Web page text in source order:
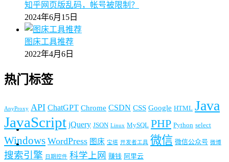
知乎网页版乱码，帐号被限制？
2024年6月15日
图床工具推荐
2022年4月6日
热门标签
AnyProxy API ChatGPT Chrome CSDN CSS Google HTML Java
JavaScript jQuery JSON Linux MySQL PHP Python select
Windows WordPress 图床 宝塔 开发者工具 微信 微信公众号 微博
搜索引擎 日期控件 科学上网 赚钱 阿里云